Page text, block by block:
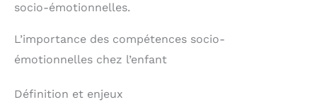
socio-émotionnelles.
L’importance des compétences socio-
émotionnelles chez l’enfant
Définition et enjeux